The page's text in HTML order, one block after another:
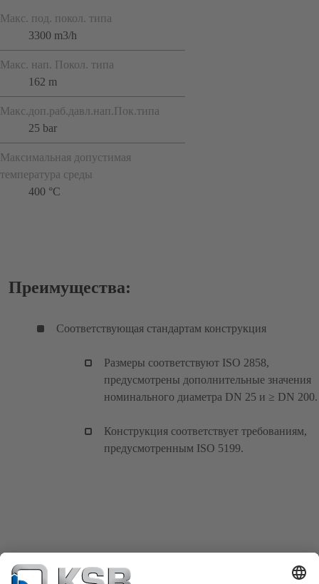
Макс. под. покол. типа
3300 m3/h
Макс. нап. Покол. типа
162 m
Макс.доп.раб.давл.нап.Пок.типа
25 bar
Максимальная допустимая
температура среды
400 °C
Преимущества:
Соответствующая стандартам конструкция
Размеры соответствуют ISO 2858,
предусмотрены дополнительные значения
номинального диаметра DN 25 и ≥ DN 200.
Конструкция соответствует требованиям,
предусмотренным ISO 5199.